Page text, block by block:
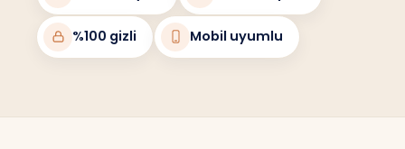
%100 gizli Mobil uyumlu